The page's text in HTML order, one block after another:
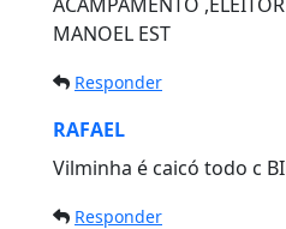
MANOEL EST
Responder
RAFAEL
Vilminha é caicó todo c
Responder